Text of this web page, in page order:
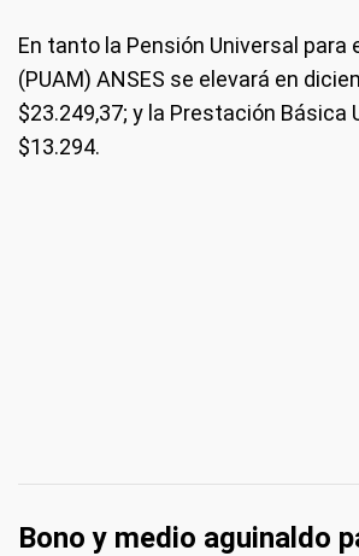
En tanto la Pensión Universal para
(PUAM) ANSES se elevará en
$23.249,37; y la Prestación Básica
$13.294.
Bono y medio aguinaldo